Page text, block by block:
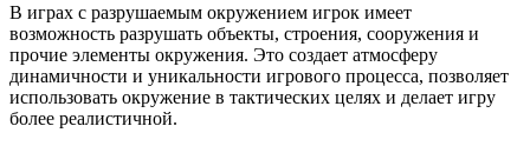
В играх с разрушаемым окружением игрок имеет
возможность разрушать объекты, строения, сооружения и
прочие элементы окружения. Это создает атмосферу
динамичности и уникальности игрового процесса, позволяет
использовать окружение в тактических целях и делает игру
более реалистичной.